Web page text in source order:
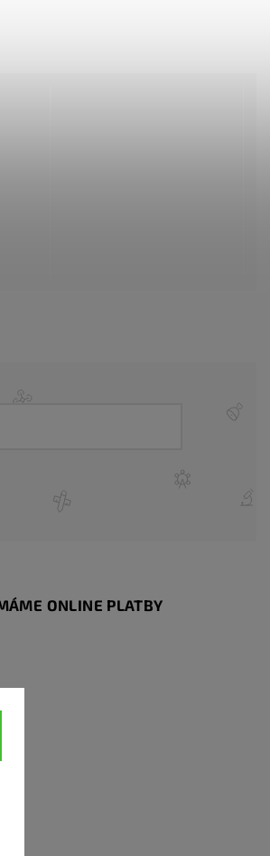
ONLINE PLATBY